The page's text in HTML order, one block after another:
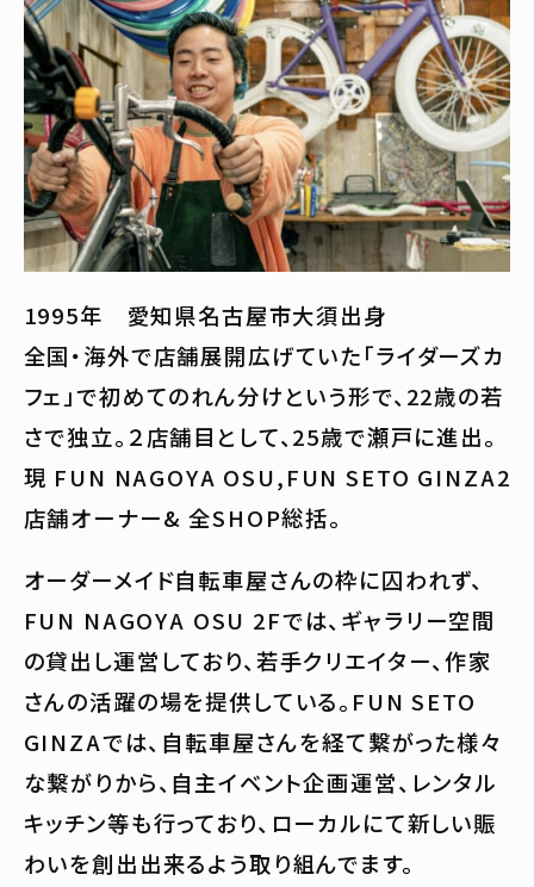
1995年 愛知県名古屋市大須出身
全国・海外で店舗展開広げていた「ライダーズカ
フェ」で初めてのれん分けという形で、22歳の若
さで独立。２店舗目として、25歳で瀬戸に進出。
現 FUN NAGOYA OSU,FUN SETO GINZA2
店舗オーナー& 全SHOP総括。
オーダーメイド自転車屋さんの枠に囚われず、
FUN NAGOYA OSU 2Fでは、ギャラリー空間
の貸出し運営しており、若手クリエイター、作家
さんの活躍の場を提供している。FUN SETO
GINZAでは、自転車屋さんを経て繋がった様々
な繋がりから、自主イベント企画運営、レンタル
キッチン等も行っており、ローカルにて新しい賑
わいを創出出来るよう取り組んでます。